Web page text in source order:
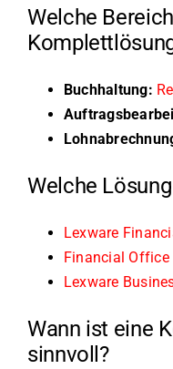
Welche
Buchhaltung:
Welche
Lexware
Financial Office
Lexware
Wann ist eine
sinnvoll?